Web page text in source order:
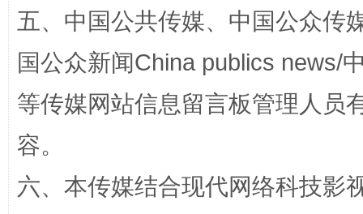
扯下公款旅游的“隐身衣” 如何以
五、中国公共传媒、中国公众传
国公众新闻China publics news/
等传媒网站信息留言板管理人员
容。
六、本传媒结合现代网络科技影